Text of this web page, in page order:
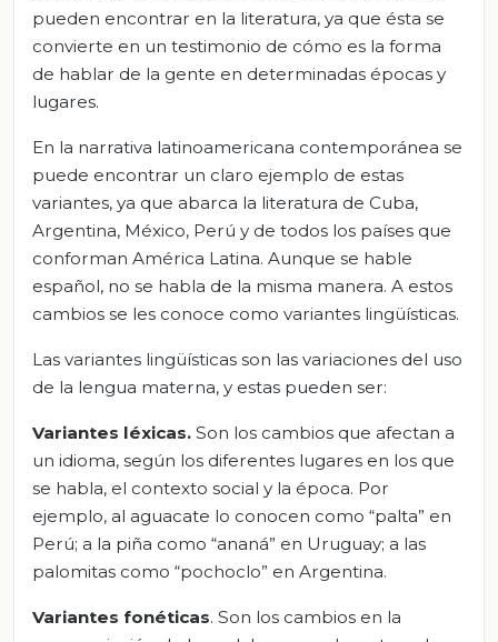
pueden encontrar en la literatura, ya que ésta se
convierte en un testimonio de cómo es la forma
de hablar de la gente en determinadas épocas y
lugares.
En la narrativa latinoamericana contemporánea se
puede encontrar un claro ejemplo de estas
variantes, ya que abarca la literatura de Cuba,
Argentina, México, Perú y de todos los países que
conforman América Latina. Aunque se hable
español, no se habla de la misma manera. A estos
cambios se les conoce como variantes lingüísticas.
Las variantes lingüísticas son las variaciones del uso
de la lengua materna, y estas pueden ser:
Variantes léxicas. Son los cambios que afectan a
un idioma, según los diferentes lugares en los que
se habla, el contexto social y la época. Por
ejemplo, al aguacate lo conocen como “palta” en
Perú; a la piña como “ananá” en Uruguay; a las
palomitas como “pochoclo” en Argentina.
Variantes fonéticas. Son los cambios en la